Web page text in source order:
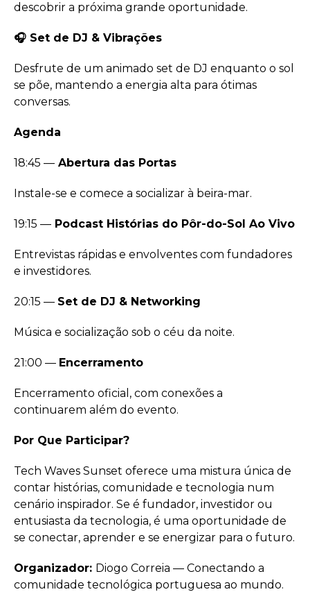
descobrir a próxima grande oportunidade.
🎧 Set de DJ & Vibrações
Desfrute de um animado set de DJ enquanto o sol
se põe, mantendo a energia alta para ótimas
conversas.
Agenda
18:45 — Abertura das Portas
Instale-se e comece a socializar à beira-mar.
19:15 — Podcast Histórias do Pôr-do-Sol Ao Vivo
Entrevistas rápidas e envolventes com fundadores
e investidores.
20:15 — Set de DJ & Networking
Música e socialização sob o céu da noite.
21:00 — Encerramento
Encerramento oficial, com conexões a
continuarem além do evento.
Por Que Participar?
Tech Waves Sunset oferece uma mistura única de
contar histórias, comunidade e tecnologia num
cenário inspirador. Se é fundador, investidor ou
entusiasta da tecnologia, é uma oportunidade de
se conectar, aprender e se energizar para o futuro.
Organizador: Diogo Correia — Conectando a
comunidade tecnológica portuguesa ao mundo.